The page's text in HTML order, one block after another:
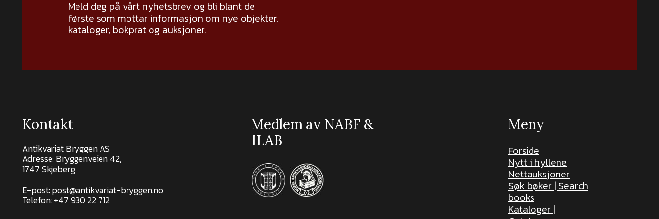
Meld deg på vårt nyhetsbrev og bli blant de
første som mottar informasjon om nye objekter,
kataloger, bokprat og auksjoner.
Kontakt
Antikvariat Bryggen AS
Adresse: Bryggenveien 42,
1747 Skjeberg
E-post:post@antikvariat-bryggen.no
Telefon:+47 930 22 712
Medlem av NABF &
ILAB
Meny
Forside
Nytt i hyllene
Nettauksjoner
Søk bøker | Search
books
Kataloger |